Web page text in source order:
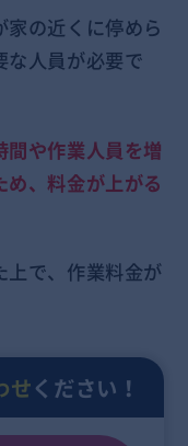
の近くに停めら
な人員が必要で
間や作業人員を増
、料金が上がる
上で、作業料金が
せください！